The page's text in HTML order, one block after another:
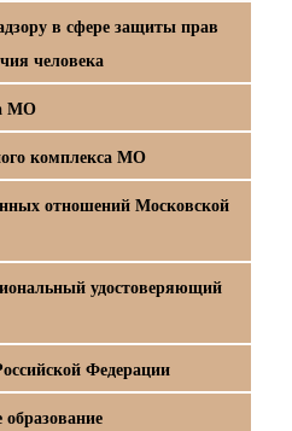
в сфере защиты прав
человека
МО
комплекса МО
отношений Московской
удостоверяющий
Федерации